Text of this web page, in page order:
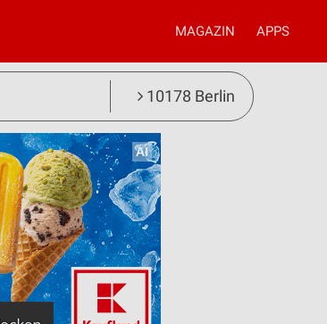
MAGAZIN APPS
10178 Berlin